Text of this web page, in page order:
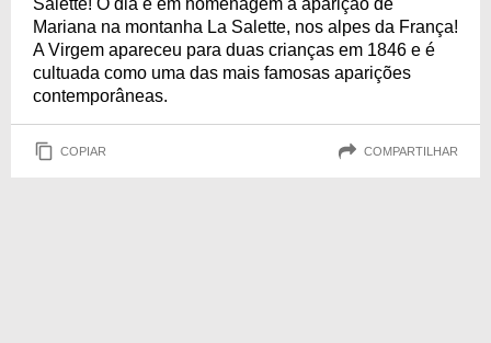
Salette! O dia é em homenagem a aparição de
Mariana na montanha La Salette, nos alpes da França!
A Virgem apareceu para duas crianças em 1846 e é
cultuada como uma das mais famosas aparições
contemporâneas.
COPIAR COMPARTILHAR